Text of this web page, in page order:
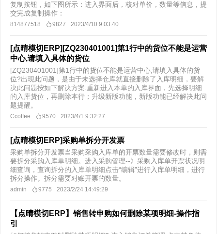
复制按钮，如下图所示：进入界面后，核对单价，数量等信息，提
交完成复制操作：
814877518 9827 2023/4/10 9:03:40
[点晴模切ERP][ZQ230401001]第1行中的货位不能是运营
中心,请填入具体的货位
[ZQ230401001]第1行中的货位不能是运营中心,请填入具体的货
位?出现此问题，是由于未选择仓库就直接删除了入库明细，要解
决此问题按如下解决方案:重新进入本单的入库界面，先选择明细
的入库货位，再删除本行；升级新版功能，新版功能已经解决此问
题提醒。
Ccoffee 9570 2023/4/1 9:32:27
[点晴模切ERP]采购单拆分开发票
采购单拆分开发票当采购采购入库单的开票数量需要修改时，则需
要拆分采购入库单明细。进入采购管理--》采购入库单开票状况明
细查询，查询拆分的入库单明细点击“编辑”进行入库单明细，进行
拆分操作。拆分需要对账开票的数量。
admin 9775 2023/2/24 14:49:29
【点晴模切ERP】销售转申购如何删除某项明细-操作指
引